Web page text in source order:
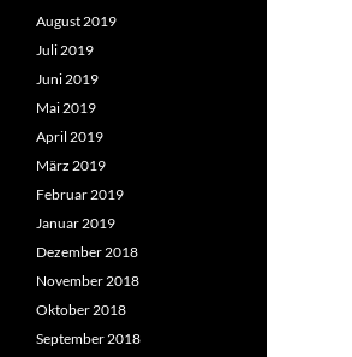
August 2019
Juli 2019
Juni 2019
Mai 2019
April 2019
März 2019
Februar 2019
Januar 2019
Dezember 2018
November 2018
Oktober 2018
September 2018